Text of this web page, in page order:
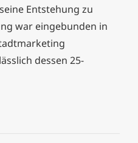
Entstehung zu
war eingebunden in
dessen 25-